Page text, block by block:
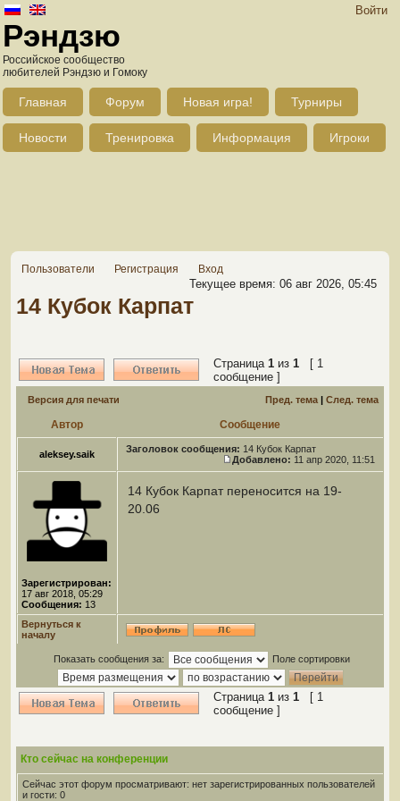
Войти
Рэндзю
Российское сообщество
любителей Рэндзю и Гомоку
Главная Форум Новая игра! Турниры
Новости Тренировка Информация Игроки
Пользователи Регистрация Вход
Текущее время: 06 авг 2026, 05:45
14 Кубок Карпат
Страница 1 из 1 [ 1
сообщение ]
Версия для печати Пред. тема | След. тема
Автор Сообщение
aleksey.saik Заголовок сообщения: 14 Кубок Карпат
Добавлено: 11 апр 2020, 11:51
Зарегистрирован:
17 авг 2018, 05:29
Сообщения: 13
14 Кубок Карпат переносится на 19-
20.06
Вернуться к
началу
Показать сообщения за: Поле сортировки
Страница 1 из 1 [ 1
сообщение ]
Кто сейчас на конференции
Сейчас этот форум просматривают: нет зарегистрированных пользователей
и гости: 0